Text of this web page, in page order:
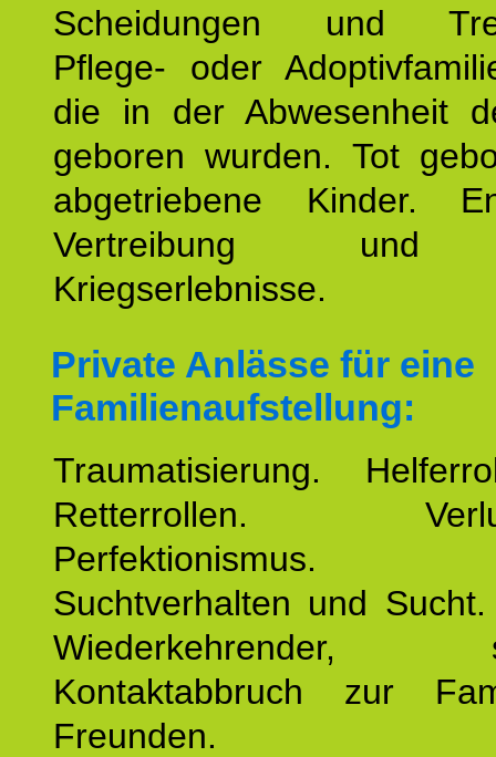
Scheidungen und
Pflege- oder
die in der Abwesenheit
geboren wurden. Tot
abgetriebene Kinder.
Vertreibung und
Kriegserlebnisse.
Private Anlässe für eine
Familienaufstellung:
Traumatisierung.
Retterrollen.
Perfektionismus.
Suchtverhalten und
Wiederkehrender,
Kontaktabbruch zur
Freunden.